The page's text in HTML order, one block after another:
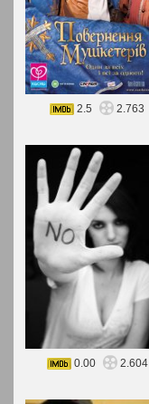
2.5 2.763
0.00 2.604